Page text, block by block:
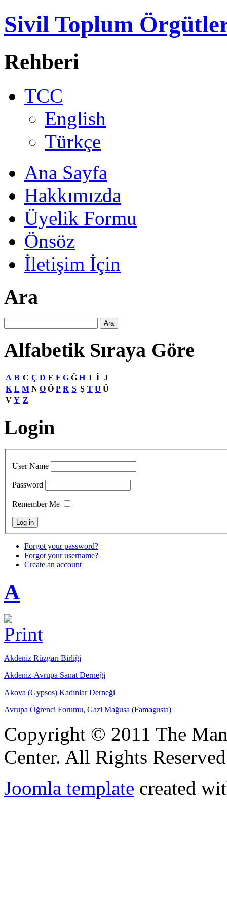
Sivil Toplum
Rehberi
TCC
English
Türkçe
Ana Sayfa
Hakkımızda
Üyelik Formu
Önsöz
İletişim İçin
Ara
Alfabetik Sıraya Göre
A B C Ç D E F G Ğ H I İ J
K L M N O Ö P R S Ş T U Ü
V Y Z
Login
User Name
Password
Remember Me
Forgot your password?
Forgot your username?
Create an account
A
Akdeniz Rüzgarı Birliği
Akdeniz-Avrupa Sanat Derneği
Akova (Gypsos) Kadınlar Derneği
Avrupa Öğrenci Forumu, Gazi Mağusa (Famagusta)
Copyright © 2011 The
Center. All Rights
Joomla template created